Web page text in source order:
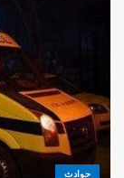
حوادث